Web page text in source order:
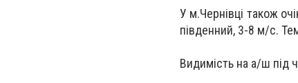
У м.Чернівці також
південний, 3-8 м/с.
Видимість на а/ш під